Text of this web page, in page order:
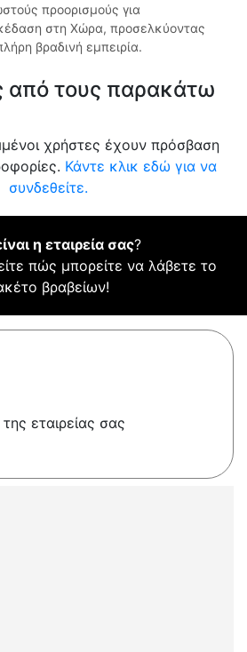
προορισμούς για
στη Χώρα, προσελκύοντας
βραδινή εμπειρία.
από τους παρακάτω
χρήστες έχουν πρόσβαση
Κάντε κλικ εδώ για να
συνδεθείτε.
η εταιρεία σας?
πώς μπορείτε να λάβετε το
βραβείων!
εταιρείας σας